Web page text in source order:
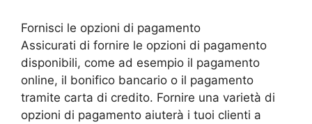
Fornisci le opzioni di pagamento
Assicurati di fornire le opzioni di pagamento
disponibili, come ad esempio il pagamento
online, il bonifico bancario o il pagamento
tramite carta di credito. Fornire una varietà di
opzioni di pagamento aiuterà i tuoi clienti a